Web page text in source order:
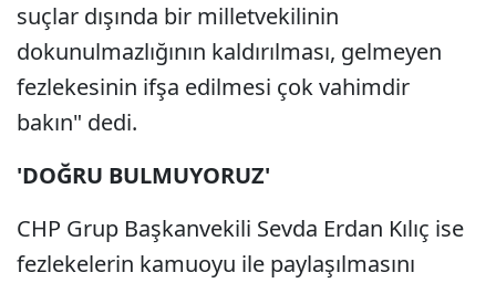
suçlar dışında bir milletvekilinin
dokunulmazlığının kaldırılması, gelmeyen
fezlekesinin ifşa edilmesi çok vahimdir
bakın" dedi.
'DOĞRU BULMUYORUZ'
CHP Grup Başkanvekili Sevda Erdan Kılıç ise
fezlekelerin kamuoyu ile paylaşılmasını